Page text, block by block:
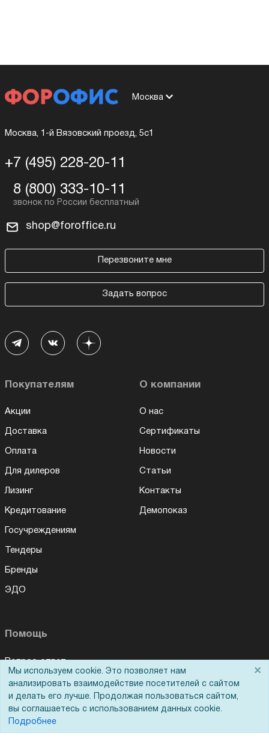
Москва
Москва, 1-й Вязовский проезд, 5с1
+7 (495) 228-20-11
8 (800) 333-10-11
shop@foroffice.ru
Перезвоните мне
Задать вопрос
Покупателям
Акции
Доставка
Оплата
Для дилеров
Лизинг
Кредитование
Госучреждениям
Тендеры
Бренды
ЭДО
О компании
О нас
Сертификаты
Новости
Статьи
Контакты
Демопоказ
Помощь
Вопрос-ответ
Реквизиты
Гарантии и возврат
Сервисный центр
Мы используем cookie. Это позволяет нам
анализировать взаимодействие посетителей с сайтом
и делать его лучше. Продолжая пользоваться сайтом,
вы соглашаетесь с использованием данных cookie.
Подробнее
×